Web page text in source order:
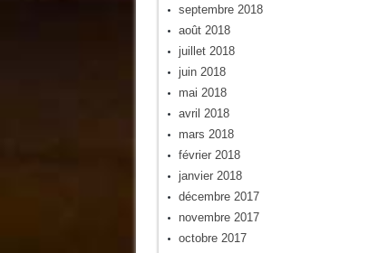
septembre 2018
août 2018
juillet 2018
juin 2018
mai 2018
avril 2018
mars 2018
février 2018
janvier 2018
décembre 2017
novembre 2017
octobre 2017